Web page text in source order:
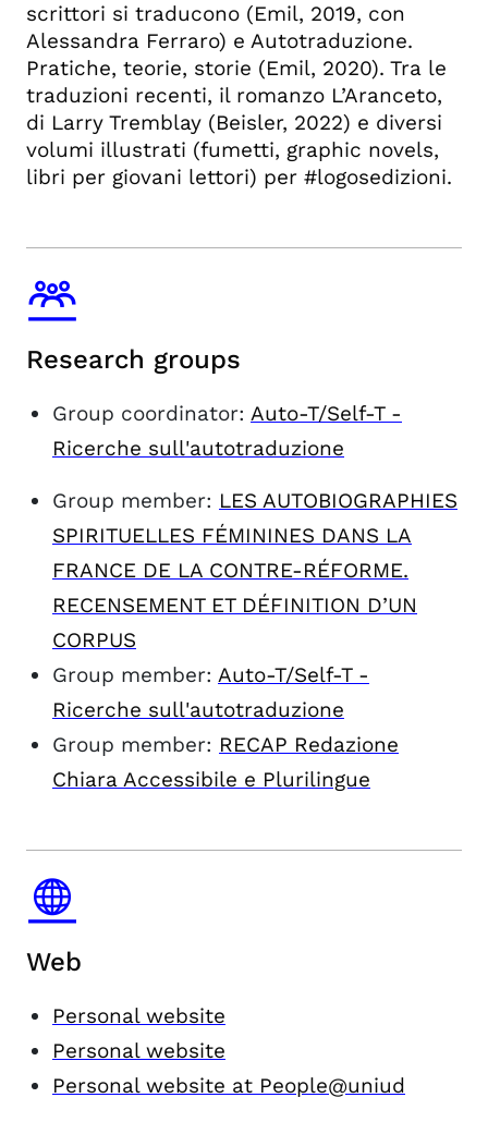
scrittori si traducono (Emil, 2019, con
Alessandra Ferraro) e Autotraduzione.
Pratiche, teorie, storie (Emil, 2020). Tra le
traduzioni recenti, il romanzo L’Aranceto,
di Larry Tremblay (Beisler, 2022) e diversi
volumi illustrati (fumetti, graphic novels,
libri per giovani lettori) per #logosedizioni.
Research groups
Group coordinator: Auto-T/Self-T -
Ricerche sull'autotraduzione
Group member: LES AUTOBIOGRAPHIES
SPIRITUELLES FÉMININES DANS LA
FRANCE DE LA CONTRE-RÉFORME.
RECENSEMENT ET DÉFINITION D’UN
CORPUS
Group member: Auto-T/Self-T -
Ricerche sull'autotraduzione
Group member: RECAP Redazione
Chiara Accessibile e Plurilingue
Web
Personal website
Personal website
Personal website at People@uniud